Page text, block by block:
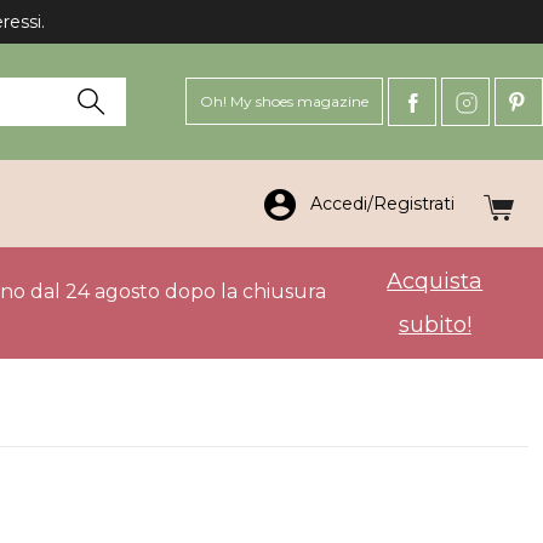
Oh! My shoes magazine
Accedi/Registrati
dal 24 agosto dopo la chiusura
Acquista
subito!